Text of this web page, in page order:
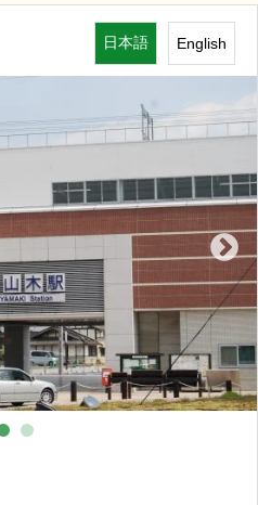
日本語 English